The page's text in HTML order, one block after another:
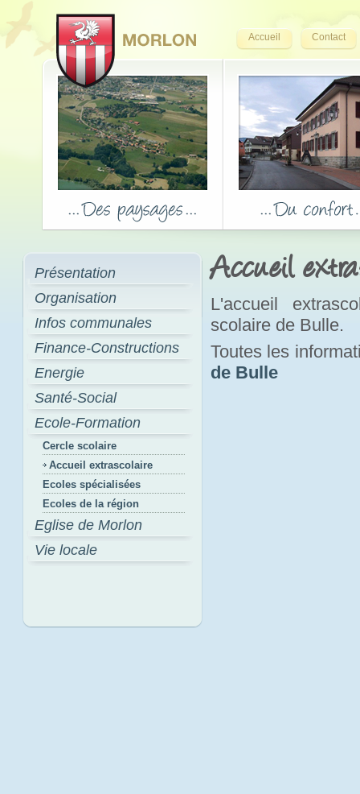
Accueil Contact
Présentation
Organisation
Infos communales
Finance-Constructions
Energie
Santé-Social
Ecole-Formation
Cercle scolaire
Accueil extrascolaire
Ecoles spécialisées
Ecoles de la région
Eglise de Morlon
Vie locale
Accueil
L'accueil
scolaire de Bulle.
Toutes les
de Bulle